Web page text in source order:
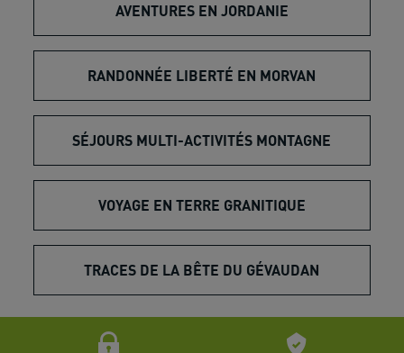
AVENTURES EN JORDANIE
RANDONNÉE LIBERTÉ EN MORVAN
SÉJOURS MULTI-ACTIVITÉS MONTAGNE
VOYAGE EN TERRE GRANITIQUE
TRACES DE LA BÊTE DU GÉVAUDAN